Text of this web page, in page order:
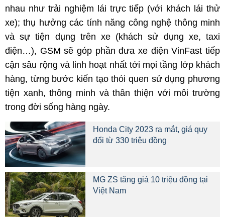
nhau như trải nghiệm lái trực tiếp (với khách lái thử
xe); thụ hưởng các tính năng công nghệ thông minh
và sự tiện dụng trên xe (khách sử dụng xe, taxi
điện…), GSM sẽ góp phần đưa xe điện VinFast tiếp
cận sâu rộng và linh hoạt nhất tới mọi tầng lớp khách
hàng, từng bước kiến tạo thói quen sử dụng phương
tiện xanh, thông minh và thân thiện với môi trường
trong đời sống hàng ngày.
Honda City 2023 ra mắt, giá quy
đổi từ 330 triệu đồng
MG ZS tăng giá 10 triệu đồng tại
Việt Nam